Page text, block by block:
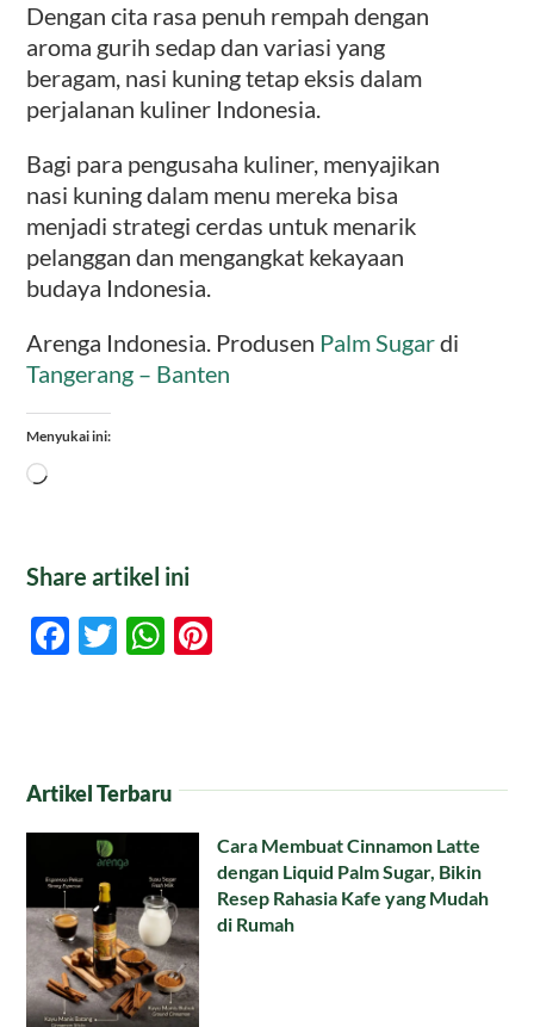
Dengan cita rasa penuh rempah dengan
aroma gurih sedap dan variasi yang
beragam, nasi kuning tetap eksis dalam
perjalanan kuliner Indonesia.
Bagi para pengusaha kuliner, menyajikan
nasi kuning dalam menu mereka bisa
menjadi strategi cerdas untuk menarik
pelanggan dan mengangkat kekayaan
budaya Indonesia.
Arenga Indonesia. Produsen Palm Sugardi
Tangerang – Banten
Menyukai ini:
Memuat...
Share artikel ini
Facebook
TwitterWhatsApp
Artikel Terbaru
Cara Membuat Cinnamon Latte
dengan Liquid Palm Sugar, Bikin
Resep Rahasia Kafe yang Mudah
di Rumah